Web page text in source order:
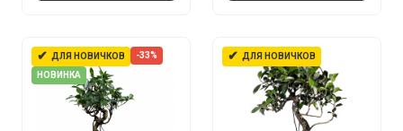
✔ ДЛЯ НОВИЧКОВ
-33%
НОВИНКА
✔ ДЛЯ НОВИЧКОВ